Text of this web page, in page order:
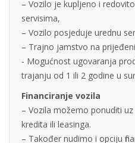
– Vozilo je kupljeno i
servisima,
– Vozilo posjeduje urednu
– Trajno jamstvo na
- Mogućnost ugovaranja
trajanju od 1 ili 2 godine u
Financiranje vozila
– Vozila možemo ponuditi
kredita ili leasinga.
– Također nudimo i opciju